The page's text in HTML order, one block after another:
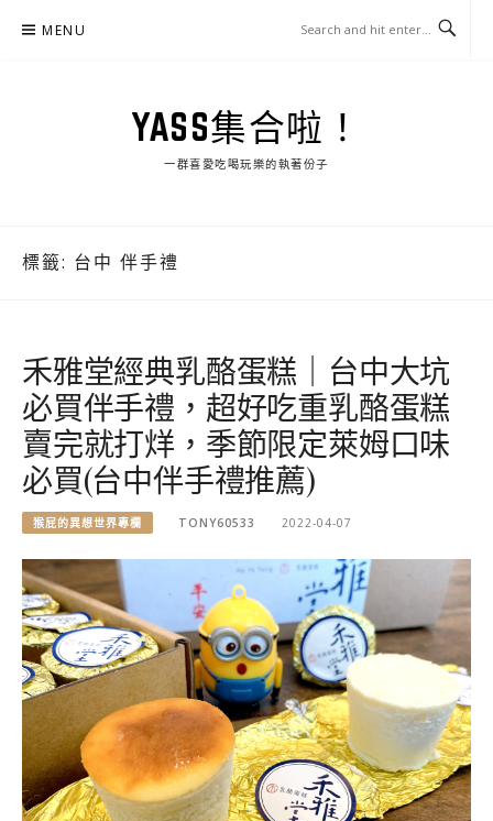
MENU
YASS集合啦！
一群喜愛吃喝玩樂的執著份子
標籤: 台中 伴手禮
禾雅堂經典乳酪蛋糕｜台中大坑
必買伴手禮，超好吃重乳酪蛋糕
賣完就打烊，季節限定萊姆口味
必買(台中伴手禮推薦)
猴屁的異想世界專欄 TONY60533 2022-04-07